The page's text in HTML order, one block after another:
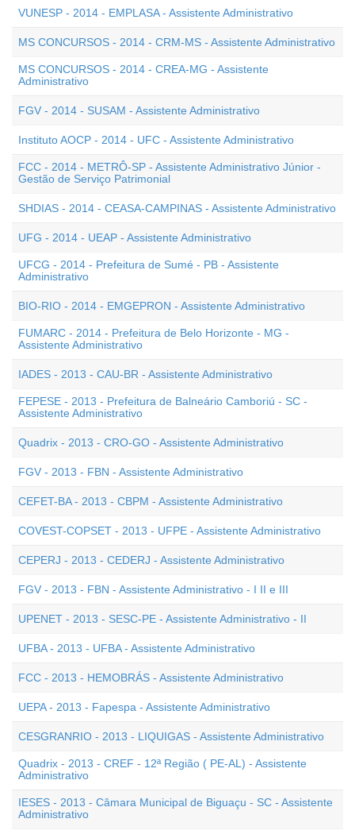
VUNESP - 2014 - EMPLASA - Assistente Administrativo
MS CONCURSOS - 2014 - CRM-MS - Assistente Administrativo
MS CONCURSOS - 2014 - CREA-MG - Assistente
Administrativo
FGV - 2014 - SUSAM - Assistente Administrativo
Instituto AOCP - 2014 - UFC - Assistente Administrativo
FCC - 2014 - METRÔ-SP - Assistente Administrativo Júnior -
Gestão de Serviço Patrimonial
SHDIAS - 2014 - CEASA-CAMPINAS - Assistente Administrativo
UFG - 2014 - UEAP - Assistente Administrativo
UFCG - 2014 - Prefeitura de Sumé - PB - Assistente
Administrativo
BIO-RIO - 2014 - EMGEPRON - Assistente Administrativo
FUMARC - 2014 - Prefeitura de Belo Horizonte - MG -
Assistente Administrativo
IADES - 2013 - CAU-BR - Assistente Administrativo
FEPESE - 2013 - Prefeitura de Balneário Camboriú - SC -
Assistente Administrativo
Quadrix - 2013 - CRO-GO - Assistente Administrativo
FGV - 2013 - FBN - Assistente Administrativo
CEFET-BA - 2013 - CBPM - Assistente Administrativo
COVEST-COPSET - 2013 - UFPE - Assistente Administrativo
CEPERJ - 2013 - CEDERJ - Assistente Administrativo
FGV - 2013 - FBN - Assistente Administrativo - I II e III
UPENET - 2013 - SESC-PE - Assistente Administrativo - II
UFBA - 2013 - UFBA - Assistente Administrativo
FCC - 2013 - HEMOBRÁS - Assistente Administrativo
UEPA - 2013 - Fapespa - Assistente Administrativo
CESGRANRIO - 2013 - LIQUIGAS - Assistente Administrativo
Quadrix - 2013 - CREF - 12ª Região ( PE-AL) - Assistente
Administrativo
IESES - 2013 - Câmara Municipal de Biguaçu - SC - Assistente
Administrativo